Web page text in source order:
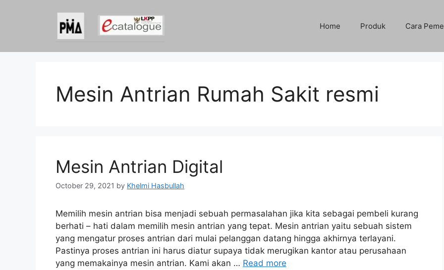
Home Produk Cara
Mesin Antrian Rumah Sakit resmi
Mesin Antrian Digital
October 29, 2021 by Khelmi Hasbullah
Memilih mesin antrian bisa menjadi sebuah permasalahan jika kita sebagai pembeli kurang
berhati – hati dalam memilih mesin antrian yang tepat. Mesin antrian yaitu sebuah sistem
yang mengatur proses antrian dari mulai pelanggan datang hingga akhirnya terlayani.
Pastinya proses antrian ini harus diatur supaya tidak merugikan kantor atau perusahaan
yang memakainya mesin antrian. Kami akan … Read more